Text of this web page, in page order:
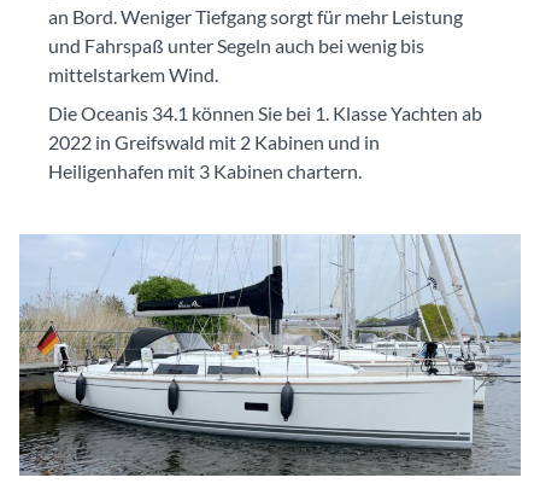
an Bord. Weniger Tiefgang sorgt für mehr Leistung
und Fahrspaß unter Segeln auch bei wenig bis
mittelstarkem Wind.
Die Oceanis 34.1 können Sie bei 1. Klasse Yachten ab
2022 in Greifswald mit 2 Kabinen und in
Heiligenhafen mit 3 Kabinen chartern.